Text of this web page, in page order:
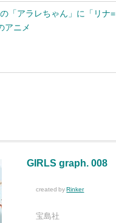
「アラレちゃん」に「リ
アニメ
GIRLS graph. 008
created by Rinker
宝島社